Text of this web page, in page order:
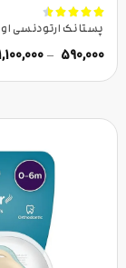





پستانک ارتودنسی اونت 0 تا 6 ماه بادامی
590,000
–